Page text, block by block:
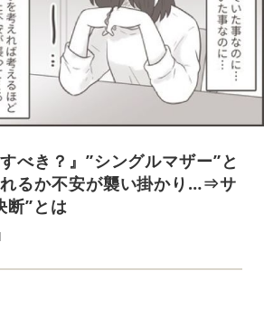
べき？』”シングルマザー”と
れるか不安が襲い掛かり…⇒サ
断”とは